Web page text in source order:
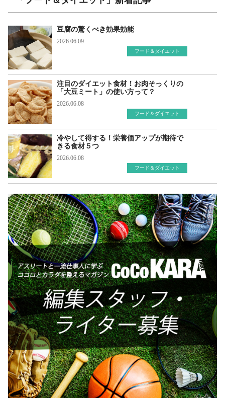
豆腐の驚くべき効果効能
2026.06.09
フード＆ダイエット
注目のダイエット食材！お肉そっくりの
「大豆ミート」の使い方って？
2026.06.08
フード＆ダイエット
冷やして得する！栄養価アップが期待で
きる食材５つ
2026.06.08
フード＆ダイエット